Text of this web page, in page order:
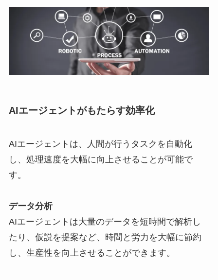
AIエージェントがもたらす効率化
AIエージェントは、人間が行うタスクを自動化
し、処理速度を大幅に向上させることが可能で
す。
データ分析
AIエージェントは大量のデータを短時間で解析し
たり、仮説を提案など、時間と労力を大幅に節約
し、生産性を向上させることができます。